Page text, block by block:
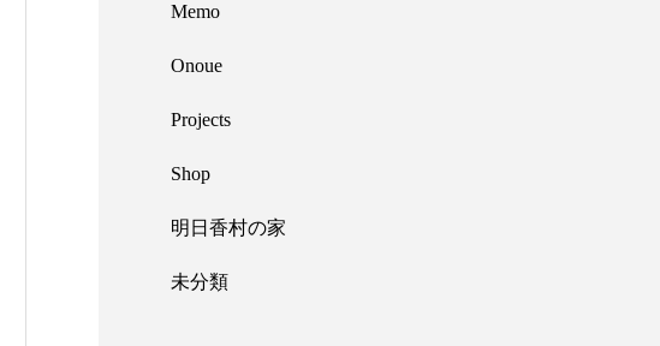
Memo
Onoue
Projects
Shop
明日香村の家
未分類